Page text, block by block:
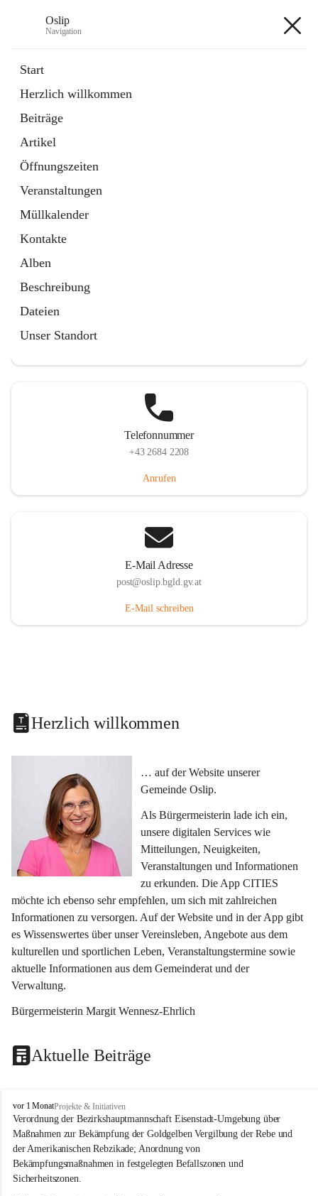
Oslip
Navigation
Start
Herzlich willkommen
Beiträge
Artikel
Öffnungszeiten
Veranstaltungen
Müllkalender
Kontakte
Alben
Beschreibung
Dateien
Unser Standort
Externe Webseite
in
Tab
Bundeskanzleramt Österreich
Externe Webseite
öffnet
in
neuem
Tab
Telefonnummer
+43 2684 2208
Anrufen
E-Mail Adresse
post@oslip.bgld.gv.at
E-Mail schreiben
Herzlich willkommen
… auf der Website unserer
Gemeinde Oslip.
Als Bürgermeisterin lade ich ein,
unsere digitalen Services wie
Mitteilungen, Neuigkeiten,
Veranstaltungen und Informationen
zu erkunden. Die App CITIES
möchte ich ebenso sehr empfehlen, um sich mit zahlreichen
Informationen zu versorgen. Auf der Website und in der App gibt
es Wissenswertes über unser Vereinsleben, Angebote aus dem
kulturellen und sportlichen Leben, Veranstaltungstermine sowie
aktuelle Informationen aus dem Gemeinderat und der
Verwaltung.
Bürgermeisterin Margit Wennesz-Ehrlich
Aktuelle Beiträge
O
s
l
i
p
vor 1 MonatProjekte & Initiativen
Verordnung der Bezirkshauptmannschaft Eisenstadt-Umgebung über
Maßnahmen zur Bekämpfung der Goldgelben Vergilbung der Rebe und
der Amerikanischen Rebzikade; Anordnung von
Bekämpfungsmaßnahmen in festgelegten Befallszonen und
Sicherheitszonen.